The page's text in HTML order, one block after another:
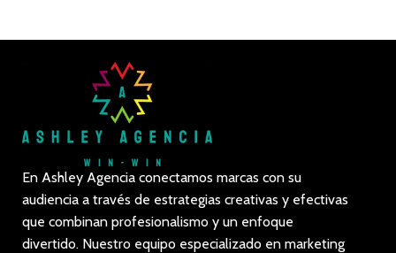
En Ashley Agencia conectamos marcas con su
audiencia a través de estrategias creativas y efectivas
que combinan profesionalismo y un enfoque
divertido. Nuestro equipo especializado en marketing